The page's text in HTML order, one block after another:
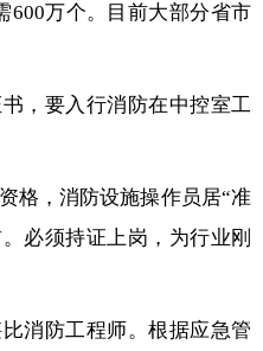
600万个。目前大部分省市
，要入行消防在中控室工
格，消防设施操作员居“准
必须持证上岗，为行业刚
消防工程师。根据应急管